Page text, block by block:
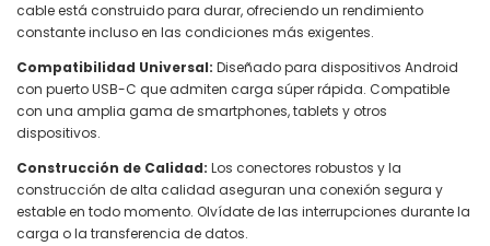
cable está construido para durar, ofreciendo un rendimiento
constante incluso en las condiciones más exigentes.
Compatibilidad Universal: Diseñado para dispositivos Android
con puerto USB-C que admiten carga súper rápida. Compatible
con una amplia gama de smartphones, tablets y otros
dispositivos.
Construcción de Calidad: Los conectores robustos y la
construcción de alta calidad aseguran una conexión segura y
estable en todo momento. Olvídate de las interrupciones durante la
carga o la transferencia de datos.